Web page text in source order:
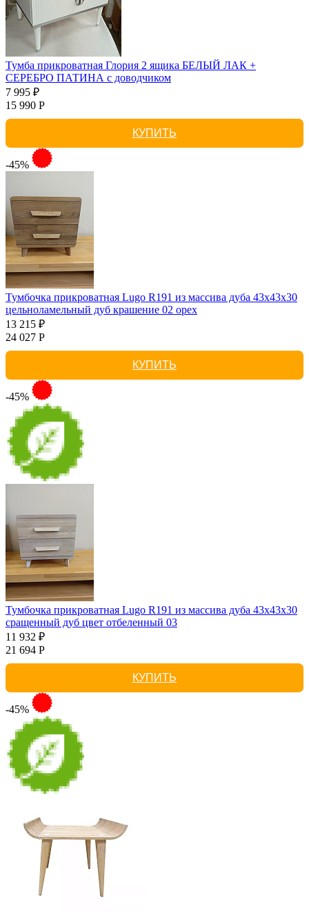
Тумба прикроватная Глория 2 ящика БЕЛЫЙ ЛАК +
СЕРЕБРО ПАТИНА с доводчиком
7 995 ₽
15 990 Р
КУПИТЬ
-45%
Тумбочка прикроватная Lugo R191 из массива дуба 43х43х30
цельноламельный дуб крашение 02 орех
13 215 ₽
24 027 Р
КУПИТЬ
-45%
Тумбочка прикроватная Lugo R191 из массива дуба 43х43х30
сращенный дуб цвет отбеленный 03
11 932 ₽
21 694 Р
КУПИТЬ
-45%